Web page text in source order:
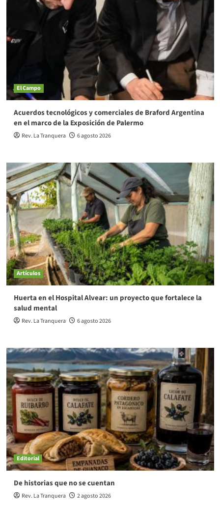
El Campo
Acuerdos tecnológicos y comerciales de Braford Argentina
en el marco de la Exposición de Palermo
Rev. La Tranquera 6 agosto 2026
Artículos
Huerta en el Hospital Alvear: un proyecto que fortalece la
salud mental
Rev. La Tranquera 6 agosto 2026
Editorial
De historias que no se cuentan
Rev. La Tranquera 2 agosto 2026